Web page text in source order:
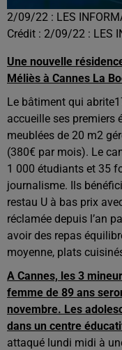
2/09/22 : LES
Crédit : 2/09/22 : LES
Une nouvelle
Méliès à Cannes La
Le bâtiment qui
accueille ses premiers
meublées de 20 m2
(380€ par mois). Le
1 000 étudiants et 35
journalisme. Ils
restau U à bas prix
réclamée depuis l’an
avoir des repas
moyenne, plats
A Cannes, les 3
femme de 89 ans
novembre. Les
dans un centre
attaqué lundi midi à